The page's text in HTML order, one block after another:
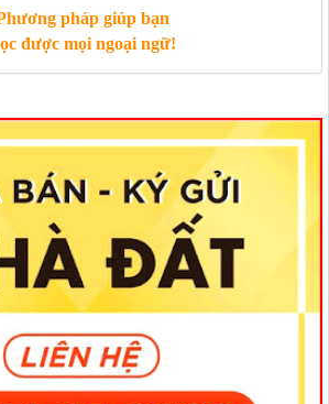
pháp giúp bạn
được mọi ngoại ngữ!